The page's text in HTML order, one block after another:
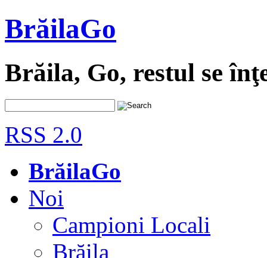
BrăilaGo
Brăila, Go, restul se
RSS 2.0
BrăilaGo
Noi
Campioni Locali
Brăila